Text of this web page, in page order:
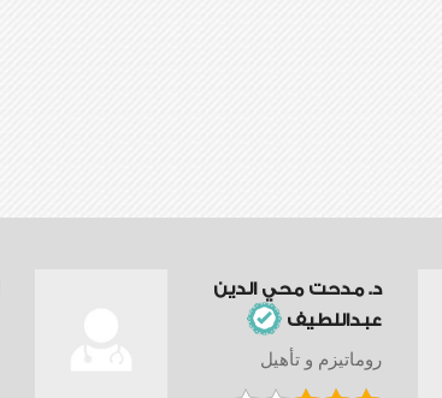
د. مدحت محي الدين
عبداللطيف
روماتيزم و تأهيل